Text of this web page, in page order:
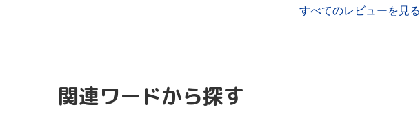
すべてのレビューを見る
関連ワードから探す